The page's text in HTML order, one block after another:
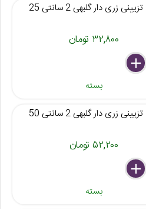
توپک تزیینی زری دار گلبهی 2 سانتی 25
۳۲,۸۰۰ تومان
delete
remove
add
بسته
توپک تزیینی زری دار گلبهی 2 سانتی 50
۵۲,۲۰۰ تومان
delete
remove
add
بسته